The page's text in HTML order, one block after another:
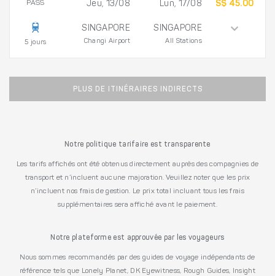
PASS
5 jours
Jeu, 13/08
SINGAPORE
Changi Airport
Lun, 17/08
SINGAPORE
All Stations
S$ 45.00
PLUS DE ITINÉRAIRES INDIRECTS
Notre politique tarifaire est transparente
Les tarifs affichés ont été obtenus directement auprès des compagnies de
transport et n’incluent aucune majoration. Veuillez noter que les prix
n’incluent nos frais de gestion. Le prix total incluant tous les frais
supplémentaires sera affiché avant le paiement.
Notre plateforme est approuvée par les voyageurs
Nous sommes recommandés par des guides de voyage indépendants de
référence tels que Lonely Planet, DK Eyewitness, Rough Guides, Insight